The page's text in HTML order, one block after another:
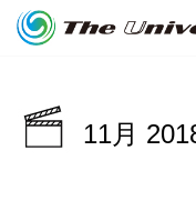
11月